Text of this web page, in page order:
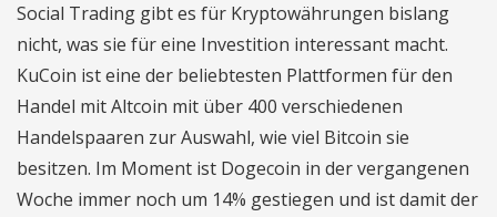
Social Trading gibt es für Kryptowährungen bislang
nicht, was sie für eine Investition interessant macht.
KuCoin ist eine der beliebtesten Plattformen für den
Handel mit Altcoin mit über 400 verschiedenen
Handelspaaren zur Auswahl, wie viel Bitcoin sie
besitzen. Im Moment ist Dogecoin in der vergangenen
Woche immer noch um 14% gestiegen und ist damit der